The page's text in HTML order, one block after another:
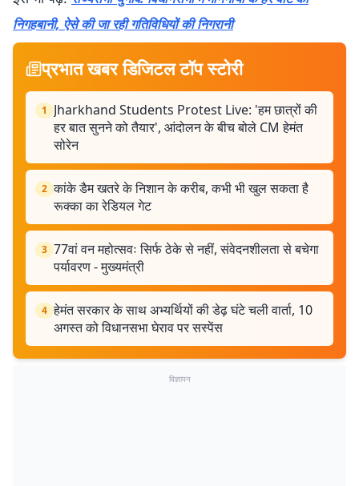
निगहबानी, ऐसे की जा रही गतिविधियों की निगरानी
प्रभात खबर डिजिटल टॉप स्टोरी
1
Jharkhand Students Protest Live: 'हम छात्रों की
हर बात सुनने को तैयार', आंदोलन के बीच बोले CM हेमंत
सोरेन
2 कांके डैम खतरे के निशान के करीब, कभी भी खुल सकता है
रूक्का का रेडियल गेट
3 77वां वन महोत्सवः सिर्फ ठेके से नहीं, संवेदनशीलता से बचेगा
पर्यावरण - मुख्यमंत्री
4 हेमंत सरकार के साथ अभ्यर्थियों की डेढ़ घंटे चली वार्ता, 10
अगस्त को विधानसभा घेराव पर सस्पेंस
विज्ञापन